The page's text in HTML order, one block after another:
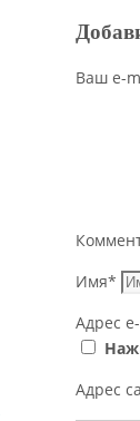
Ваш e-
Имя*
Адрес
Адрес